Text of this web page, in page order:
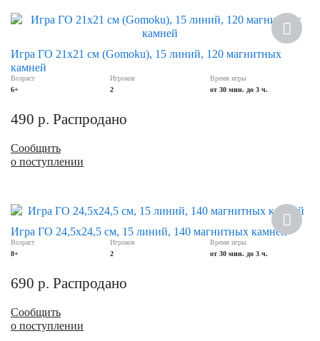
Игра ГО 21х21 см (Gomoku), 15 линий, 120 магнитных
камней
Возраст
6+
Игроков
2
Время игры
от 30 мин. до 3 ч.
490 р. Распродано
Сообщить
о поступлении
Игра ГО 24,5х24,5 см, 15 линий, 140 магнитных камней
Возраст
8+
Игроков
2
Время игры
от 30 мин. до 3 ч.
690 р. Распродано
Сообщить
о поступлении